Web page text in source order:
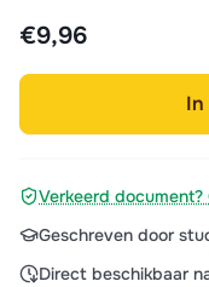
€9,96
Verkeerd document?
Geschreven door
Direct beschikbaar